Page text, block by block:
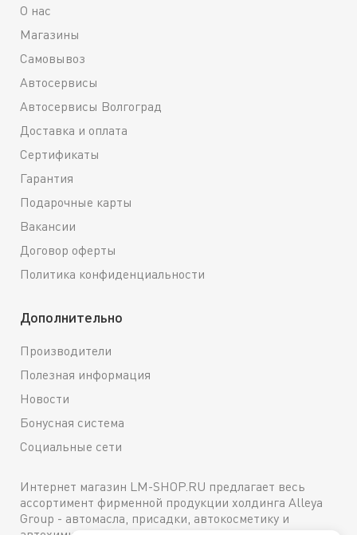
О нас
Магазины
Самовывоз
Автосервисы
Автосервисы Волгоград
Доставка и оплата
Сертификаты
Гарантия
Подарочные карты
Вакансии
Договор оферты
Политика конфиденциальности
Дополнительно
Производители
Полезная информация
Новости
Бонусная система
Социальные сети
Интернет магазин LM-SHOP.RU предлагает весь
ассортимент фирменной продукции холдинга Alleya
Group - автомасла, присадки, автокосметику и